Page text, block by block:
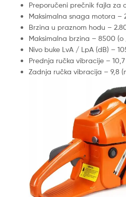
Preporučeni prečnik fajla za
Maksimalna snaga motora –
Brzina u praznom hodu –
Maksimalna brzina – 8500 (o
Nivo buke LvA / LpA (dB) –
Prednja ručka vibracije –
Zadnja ručka vibracija – 9,8